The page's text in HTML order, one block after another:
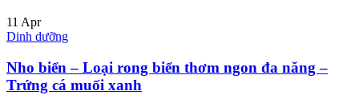
11 Apr
Dinh dưỡng
Nho biển – Loại rong biển thơm ngon đa năng –
Trứng cá muối xanh